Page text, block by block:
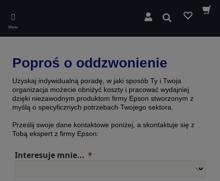
main
content
Menu
Wyszukaj
Poproś o oddzwonienie
Uzyskaj indywidualną poradę, w jaki sposób Ty i Twoja
organizacja możecie obniżyć koszty i pracować wydajniej
dzięki niezawodnym produktom firmy Epson stworzonym z
myślą o specyficznych potrzebach Twojego sektora.
Prześlij swoje dane kontaktowe poniżej, a skontaktuje się z
Tobą ekspert z firmy Epson:
Interesuje mnie...